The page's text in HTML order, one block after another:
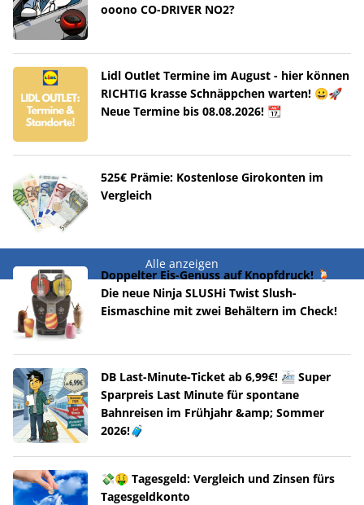
ooono CO-DRIVER NO2?
Lidl Outlet Termine im August - hier können
RICHTIG krasse Schnäppchen warten! 😀🚀
Neue Termine bis 08.08.2026! 📆
525€ Prämie: Kostenlose Girokonten im
Vergleich
Alle anzeigen
Doppelter Eis-Genuss auf Knopfdruck! 🍹
Die neue Ninja SLUSHi Twist Slush-
Eismaschine mit zwei Behältern im Check!
DB Last-Minute-Ticket ab 6,99€! 🚈 Super
Sparpreis Last Minute für spontane
Bahnreisen im Frühjahr &amp; Sommer
2026!🧳
💸🤑 Tagesgeld: Vergleich und Zinsen fürs
Tagesgeldkonto